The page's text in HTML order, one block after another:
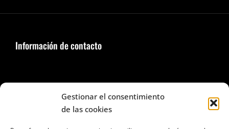
Gestionar el consentimiento
de las cookies
Información de contacto
Seguir en Facebook e Instagram